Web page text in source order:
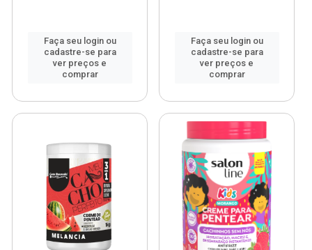
Faça seu login ou
cadastre-se para
ver preços e
comprar
Faça seu login ou
cadastre-se para
ver preços e
comprar